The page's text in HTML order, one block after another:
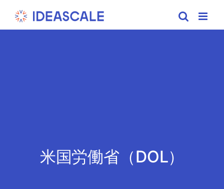
米国労働省（DOL）